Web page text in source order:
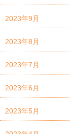
2023年9月
2023年8月
2023年7月
2023年6月
2023年5月